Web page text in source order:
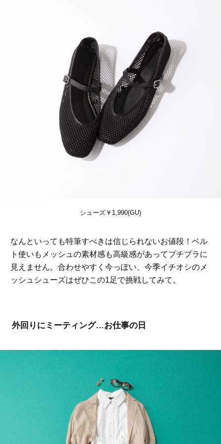
シューズ￥1,990(GU)
なんといっても特筆すべきは信じられないお値段！ベル
ト使いもメッシュの素材感も高級感があってプチプラに
見えません。合わせやすく今っぽい、今季イチオシのメ
ッシュシューズはぜひこの1足で挑戦してみて。
外回りにミーティング…お仕事の日